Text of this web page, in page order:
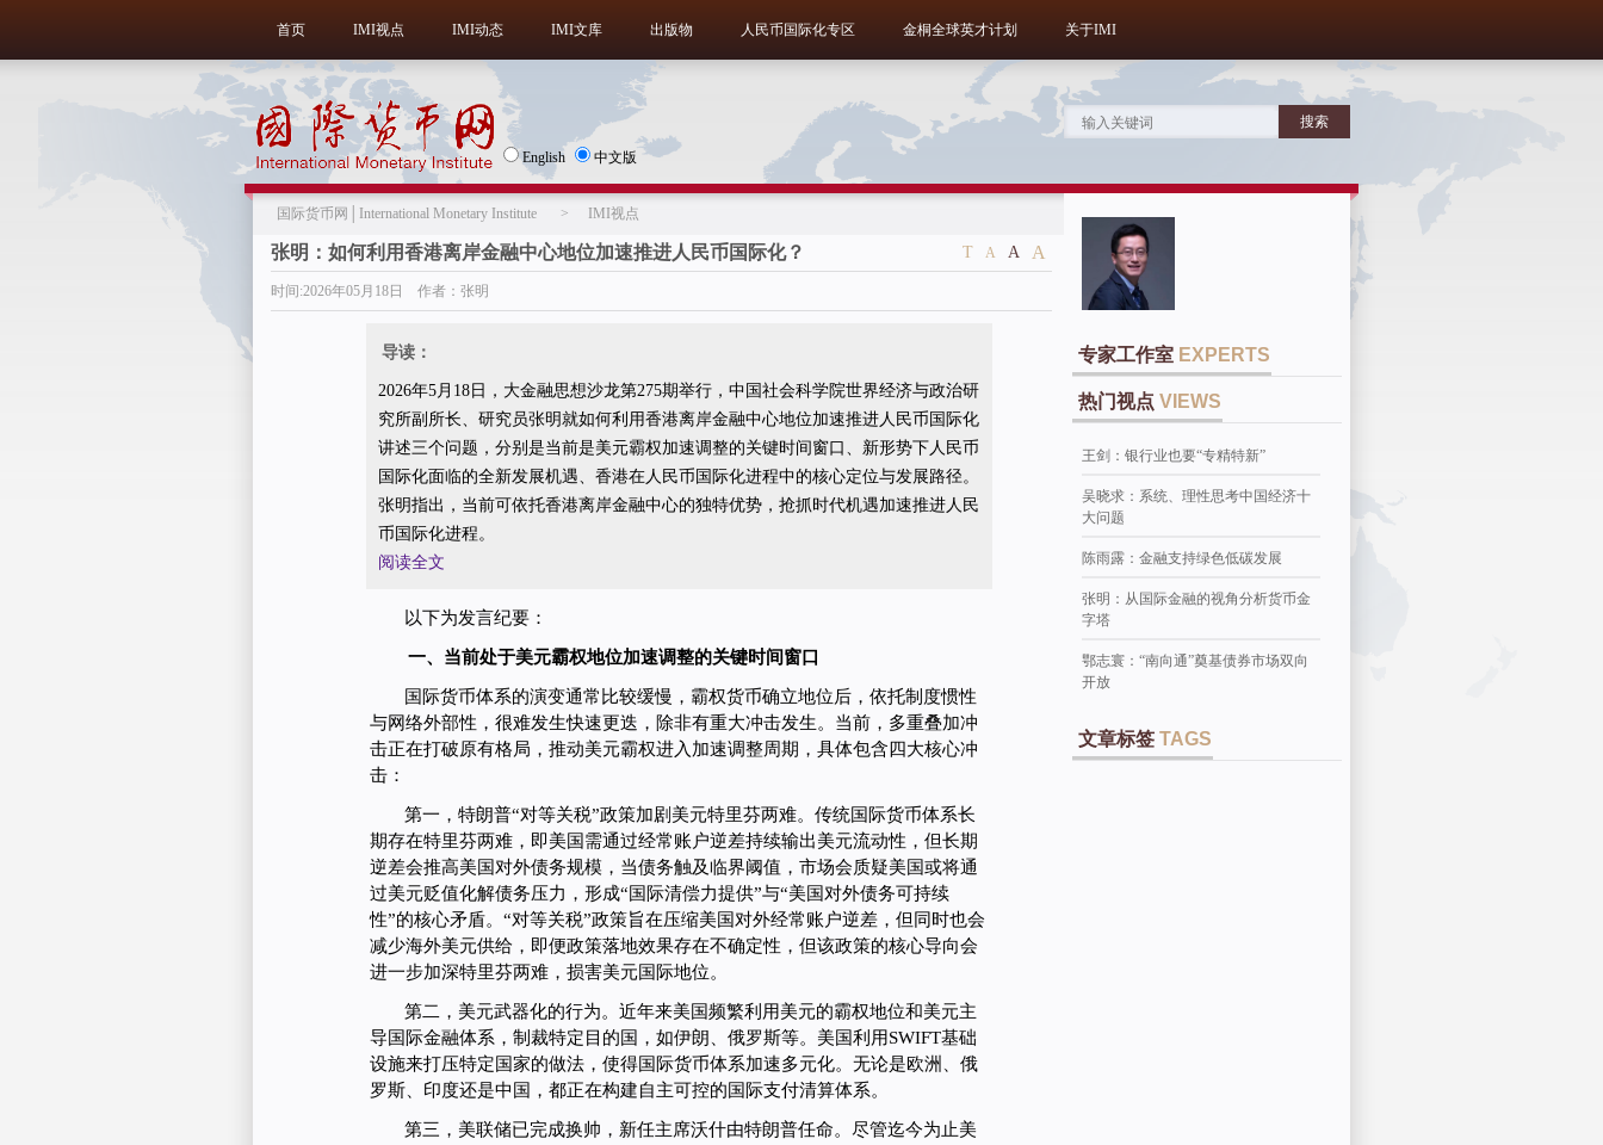
首页 IMI视点 IMI动态 IMI文库 出版物 人民币国际化专区 金桐全球英才计划 关于IMI
English 中文版
国际货币网│International Monetary Institute > IMI视点
A
A
A
T
张明：如何利用香港离岸金融中心地位加速推进人民币国际化？
时间:2026年05月18日 作者：张明
导读：
2026年5月18日，大金融思想沙龙第275期举行，中国社会科学院世界经济与政治研
究所副所长、研究员张明就如何利用香港离岸金融中心地位加速推进人民币国际化
讲述三个问题，分别是当前是美元霸权加速调整的关键时间窗口、新形势下人民币
国际化面临的全新发展机遇、香港在人民币国际化进程中的核心定位与发展路径。
张明指出，当前可依托香港离岸金融中心的独特优势，抢抓时代机遇加速推进人民
币国际化进程。
阅读全文
以下为发言纪要：
一、当前处于美元霸权地位加速调整的关键时间窗口
国际货币体系的演变通常比较缓慢，霸权货币确立地位后，依托制度惯性
与网络外部性，很难发生快速更迭，除非有重大冲击发生。当前，多重叠加冲
击正在打破原有格局，推动美元霸权进入加速调整周期，具体包含四大核心冲
击：
第一，特朗普“对等关税”政策加剧美元特里芬两难。传统国际货币体系长
期存在特里芬两难，即美国需通过经常账户逆差持续输出美元流动性，但长期
逆差会推高美国对外债务规模，当债务触及临界阈值，市场会质疑美国或将通
过美元贬值化解债务压力，形成“国际清偿力提供”与“美国对外债务可持续
性”的核心矛盾。“对等关税”政策旨在压缩美国对外经常账户逆差，但同时也会
减少海外美元供给，即便政策落地效果存在不确定性，但该政策的核心导向会
进一步加深特里芬两难，损害美元国际地位。
第二，美元武器化的行为。近年来美国频繁利用美元的霸权地位和美元主
导国际金融体系，制裁特定目的国，如伊朗、俄罗斯等。美国利用SWIFT基础
设施来打压特定国家的做法，使得国际货币体系加速多元化。无论是欧洲、俄
罗斯、印度还是中国，都正在构建自主可控的国际支付清算体系。
第三，美联储已完成换帅，新任主席沃什由特朗普任命。尽管迄今为止美
专家工作室 EXPERTS
热门视点 VIEWS
王剑：银行业也要“专精特新”
吴晓求：系统、理性思考中国经济十
大问题
陈雨露：金融支持绿色低碳发展
张明：从国际金融的视角分析货币金
字塔
鄂志寰：“南向通”奠基债券市场双向
开放
文章标签 TAGS